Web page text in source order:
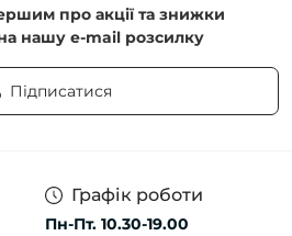
про акції та знижки
нашу e-mail розсилку
Підписатися
Графік роботи
Пн-Пт. 10.30-19.00